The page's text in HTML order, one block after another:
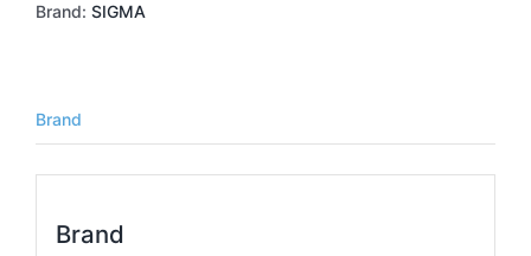
付
Brand: SIGMA
Brand
Brand